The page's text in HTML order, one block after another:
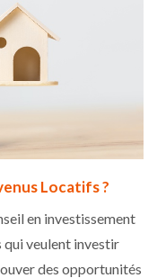
Locatifs ?
en investissement
qui veulent investir
des opportunités